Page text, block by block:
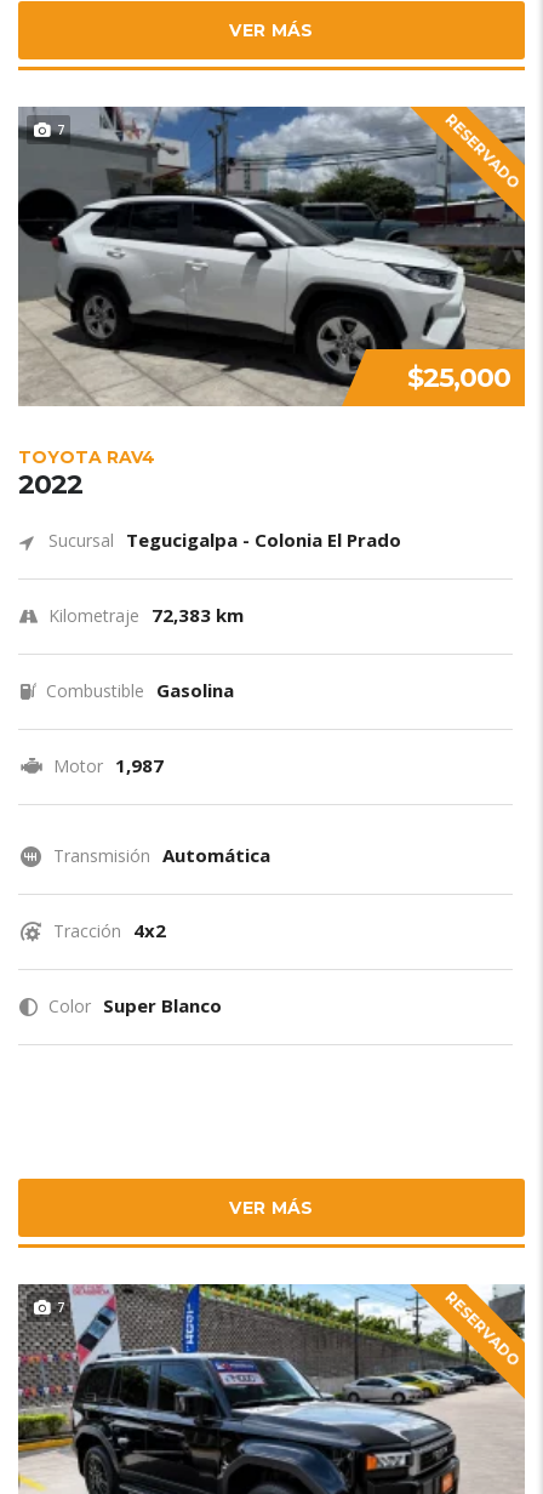
VER MÁS
7 RESERVADO
$25,000
TOYOTA RAV4
2022
Sucursal Tegucigalpa - Colonia El Prado
Kilometraje 72,383 km
Combustible Gasolina
Motor 1,987
Transmisión Automática
Tracción 4x2
Color Super Blanco
VER MÁS
7 RESERVADO